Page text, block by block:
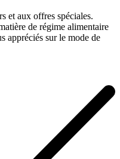
et aux offres spéciales.
de régime alimentaire
appréciés sur le mode de